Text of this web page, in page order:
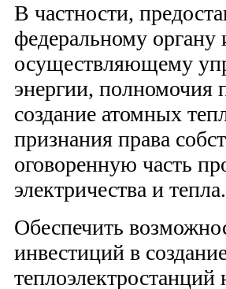
В частности,
федеральному органу
осуществляющему
энергии, полномочия
создание атомных
признания права
оговоренную часть
электричества и тепла.
Обеспечить
инвестиций в
теплоэлектростанций